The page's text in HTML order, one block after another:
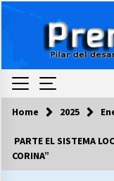
Home 2025
PARTE EL SISTEMA
CORINA”